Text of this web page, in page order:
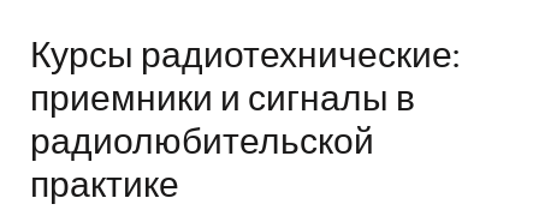
Курсы радиотехнические:
приемники и сигналы в
радиолюбительской
практике